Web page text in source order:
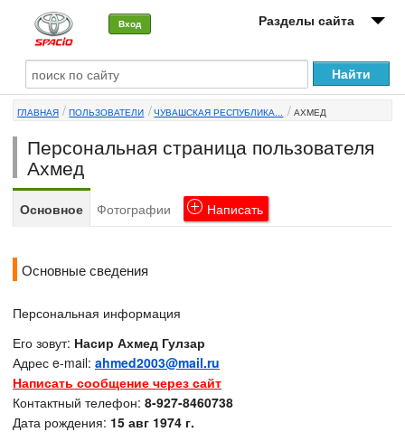
Вход Разделы сайта
О машине
Автоклуб
Форумы
Сервисы и услуги
ГЛАВНАЯ ПОЛЬЗОВАТЕЛИ ЧУВАШСКАЯ РЕСПУБЛИКА... АХМЕД
Персональная страница пользователя
Ахмед
Основное Фотографии Написать
Основные сведения
Персональная информация
Его зовут: Насир Ахмед Гулзар
Адрес e-mail: ahmed2003@mail.ru
Написать сообщение через сайт
Контактный телефон: 8-927-8460738
Дата рождения: 15 авг 1974 г.